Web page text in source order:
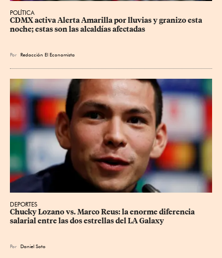
POLÍTICA
CDMX activa Alerta Amarilla por lluvias y granizo esta
noche; estas son las alcaldías afectadas
Por Redacción El Economista
DEPORTES
Chucky Lozano vs. Marco Reus: la enorme diferencia
salarial entre las dos estrellas del LA Galaxy
Por Daniel Soto